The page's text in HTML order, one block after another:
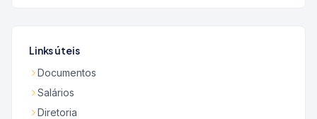
Links úteis
Documentos
Salários
Diretoria